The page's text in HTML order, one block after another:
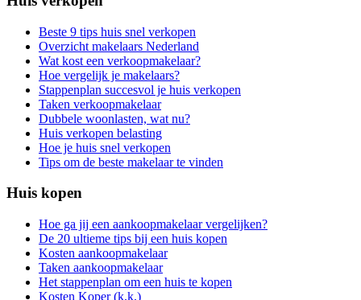
Beste 9 tips huis snel verkopen
Overzicht makelaars Nederland
Wat kost een verkoopmakelaar?
Hoe vergelijk je makelaars?
Stappenplan succesvol je huis verkopen
Taken verkoopmakelaar
Dubbele woonlasten, wat nu?
Huis verkopen belasting
Hoe je huis snel verkopen
Tips om de beste makelaar te vinden
Huis kopen
Hoe ga jij een aankoopmakelaar vergelijken?
De 20 ultieme tips bij een huis kopen
Kosten aankoopmakelaar
Taken aankoopmakelaar
Het stappenplan om een huis te kopen
Kosten Koper (k.k.)